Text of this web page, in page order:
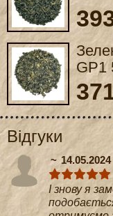
GP1
Відгуки
14.05.2024
І знову я